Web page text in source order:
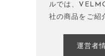
ルでは、
社の商品をご紹
運営者